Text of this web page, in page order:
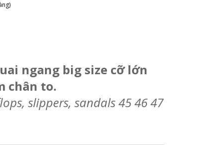
ngang big size cỡ lớn
chân to.
slippers, sandals 45 46 47